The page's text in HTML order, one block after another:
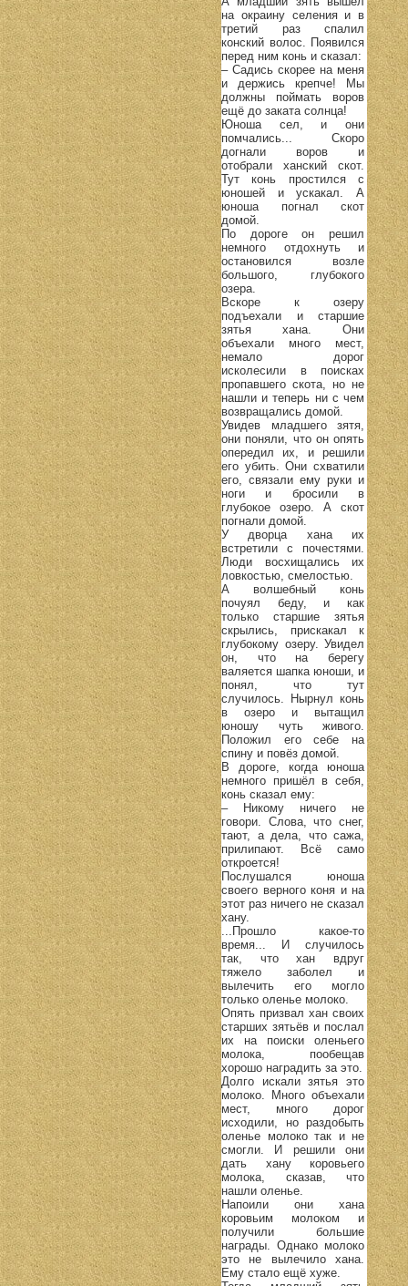
на окраину селения и в
третий раз спалил
конский волос. Появился
перед ним конь и сказал:
– Садись скорее на меня
и держись крепче! Мы
должны поймать воров
ещё до заката солнца!
Юноша сел, и они
помчались... Скоро
догнали воров и
отобрали ханский скот.
Тут конь простился с
юношей и ускакал. А
юноша погнал скот
домой.
По дороге он решил
немного отдохнуть и
остановился возле
большого, глубокого
озера.
Вскоре к озеру
подъехали и старшие
зятья хана. Они
объехали много мест,
немало дорог
исколесили в поисках
пропавшего скота, но не
нашли и теперь ни с чем
возвращались домой.
Увидев младшего зятя,
они поняли, что он опять
опередил их, и решили
его убить. Они схватили
его, связали ему руки и
ноги и бросили в
глубокое озеро. А скот
погнали домой.
У дворца хана их
встретили с почестями.
Люди восхищались их
ловкостью, смелостью.
А волшебный конь
почуял беду, и как
только старшие зятья
скрылись, прискакал к
глубокому озеру. Увидел
он, что на берегу
валяется шапка юноши, и
понял, что тут
случилось. Нырнул конь
в озеро и вытащил
юношу чуть живого.
Положил его себе на
спину и повёз домой.
В дороге, когда юноша
немного пришёл в себя,
конь сказал ему:
– Никому ничего не
говори. Слова, что снег,
тают, а дела, что сажа,
прилипают. Всё само
откроется!
Послушался юноша
своего верного коня и на
этот раз ничего не сказал
хану.
...Прошло какое-то
время... И случилось
так, что хан вдруг
тяжело заболел и
вылечить его могло
только оленье молоко.
Опять призвал хан своих
старших зятьёв и послал
их на поиски оленьего
молока, пообещав
хорошо наградить за это.
Долго искали зятья это
молоко. Много объехали
мест, много дорог
исходили, но раздобыть
оленье молоко так и не
смогли. И решили они
дать хану коровьего
молока, сказав, что
нашли оленье.
Напоили они хана
коровьим молоком и
получили большие
награды. Однако молоко
это не вылечило хана.
Ему стало ещё хуже.